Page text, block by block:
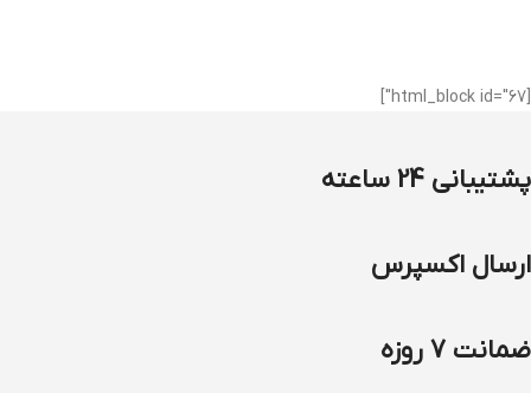
پشتیبانی 24 ساعته
ارسال اکسپرس
ضمانت 7 روزه